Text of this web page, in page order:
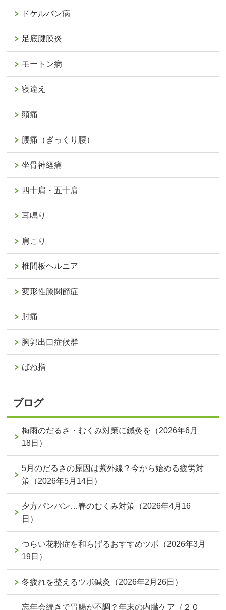
ドケルバン病
足底腱膜炎
モートン病
寝違え
頭痛
腰痛（ぎっくり腰）
坐骨神経痛
四十肩・五十肩
耳鳴り
肩こり
椎間板ヘルニア
変形性膝関節症
肘痛
胸郭出口症候群
ばね指
ブログ
梅雨のだるさ・むくみ対策に鍼灸を（2026年6月
18日）
5月のだるさの原因は紫外線？今から始める疲労対
策（2026年5月14日）
夕方パンパン…春のむくみ対策（2026年4月16
日）
つらい花粉症を和らげるおすすめツボ（2026年3月
19日）
冬疲れを整えるツボ鍼灸（2026年2月26日）
忘年会続きで胃腸が不調？年末の内臓ケア（２０